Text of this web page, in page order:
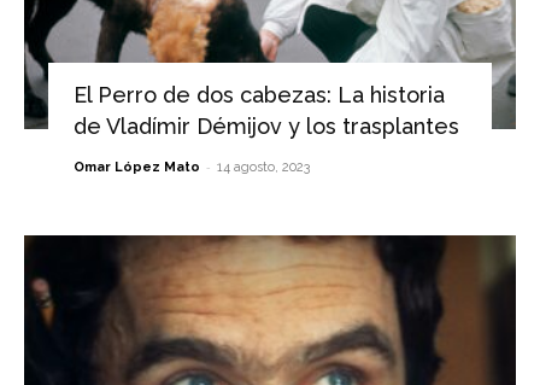
El Perro de dos cabezas: La historia
de Vladímir Démijov y los trasplantes
Omar López Mato - 14 agosto, 2023